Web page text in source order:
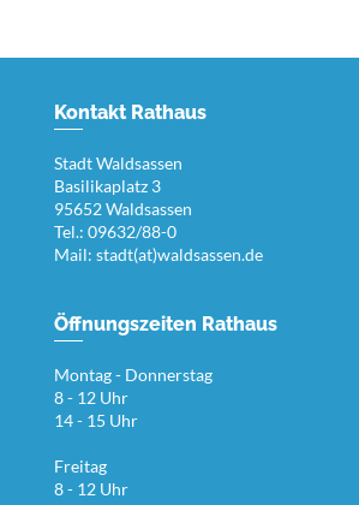
Kontakt Rathaus
Stadt Waldsassen
Basilikaplatz 3
95652 Waldsassen
Tel.: 09632/88-0
Mail: stadt(at)waldsassen.de
Öffnungszeiten Rathaus
Montag - Donnerstag
8 - 12 Uhr
14 - 15 Uhr
Freitag
8 - 12 Uhr